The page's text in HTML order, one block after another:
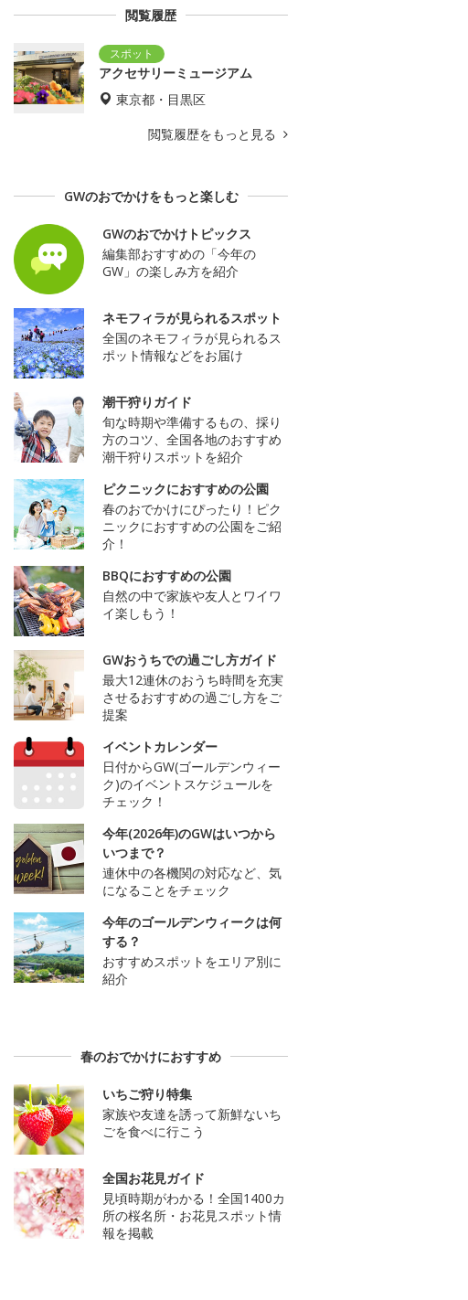
閲覧履歴
アクセサリーミュージアム
東京都・目黒区
閲覧履歴をもっと見る
GWのおでかけをもっと楽しむ
GWのおでかけトピックス
編集部おすすめの「今年の
GW」の楽しみ方を紹介
ネモフィラが見られるスポット
全国のネモフィラが見られるス
ポット情報などをお届け
潮干狩りガイド
旬な時期や準備するもの、採り
方のコツ、全国各地のおすすめ
潮干狩りスポットを紹介
ピクニックにおすすめの公園
春のおでかけにぴったり！ピク
ニックにおすすめの公園をご紹
介！
BBQにおすすめの公園
自然の中で家族や友人とワイワ
イ楽しもう！
GWおうちでの過ごし方ガイド
最大12連休のおうち時間を充実
させるおすすめの過ごし方をご
提案
イベントカレンダー
日付からGW(ゴールデンウィー
ク)のイベントスケジュールを
チェック！
今年(2026年)のGWはいつから
いつまで？
連休中の各機関の対応など、気
になることをチェック
今年のゴールデンウィークは何
する？
おすすめスポットをエリア別に
紹介
春のおでかけにおすすめ
いちご狩り特集
家族や友達を誘って新鮮ないち
ごを食べに行こう
全国お花見ガイド
見頃時期がわかる！全国1400カ
所の桜名所・お花見スポット情
報を掲載